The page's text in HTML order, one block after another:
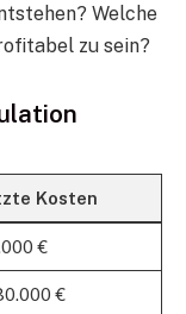
Welche
zu sein?
Kosten
€
€